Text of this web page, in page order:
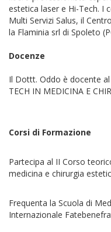
estetica laser e Hi-Tech. I
Multi Servizi Salus, il
la Flaminia srl di Spoleto
Docenze
Il Dottt. Oddo è docente al
TECH IN MEDICINA E
Corsi di Formazione
Partecipa al II Corso
medicina e chirurgia
Frequenta la Scuola di
Internazionale